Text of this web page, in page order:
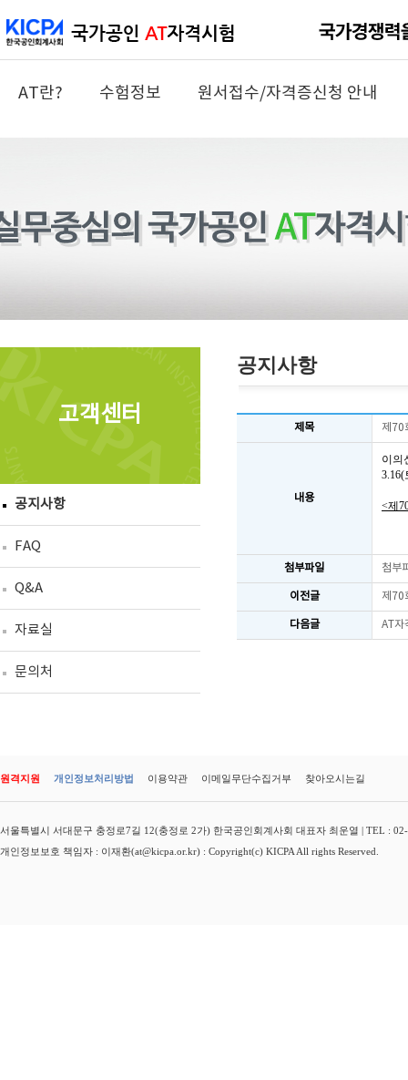
AT란? 수험정보 원서접수/자격증신청 안내
고객센터
공지사항
FAQ
Q&A
자료실
문의처
공지사항
제목 제70
내용
이의
<제
첨부파일 첨부
이전글 제70
다음글 AT자
원격지원 개인정보처리방법 이용약관 이메일무단수집거부 찾아오시는길
서울특별시 서대문구 충정로7길 12(충정로 2가) 한국공인회계사회 대표자 최운열 | TEL :
개인정보보호 책임자 : 이재환(at@kicpa.or.kr) : Copyright(c) KICPA All rights Reserved.